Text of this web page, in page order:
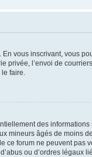
vous inscrivant, vous
privée, l’envoi de
faire.
des
mineurs âgés de moins
forum ne peuvent pas
ou d’ordres légaux